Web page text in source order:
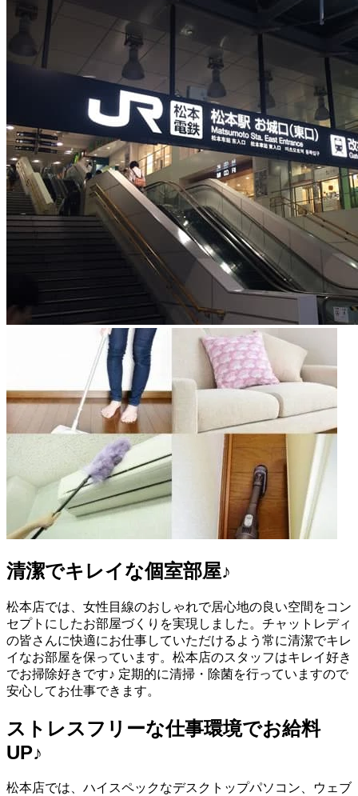
清潔でキレイな個室部屋♪
松本店では、女性目線のおしゃれで居心地の良い空間をコン
セプトにしたお部屋づくりを実現しました。チャットレディ
の皆さんに快適にお仕事していただけるよう常に清潔でキレ
イなお部屋を保っています。松本店のスタッフはキレイ好き
でお掃除好きです♪ 定期的に清掃・除菌を行っていますので
安心してお仕事できます。
ストレスフリーな仕事環境でお給料
UP♪
松本店では、ハイスペックなデスクトップパソコン、ウェブ